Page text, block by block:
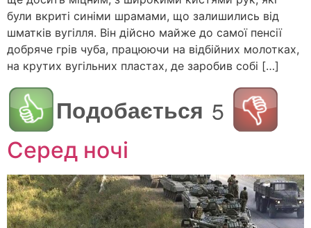
були вкриті синіми шрамами, що залишились від
шматків вугілля. Він дійсно майже до самої пенсії
добряче грів чуба, працюючи на відбійних молотках,
на крутих вугільних пластах, де заробив собі […]
Подобається 5
Серед ночі